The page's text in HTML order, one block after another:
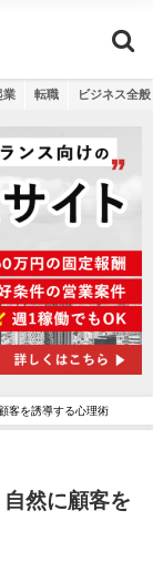
業 転職 ビジネス全般
客を誘導する心理術
然に顧客を